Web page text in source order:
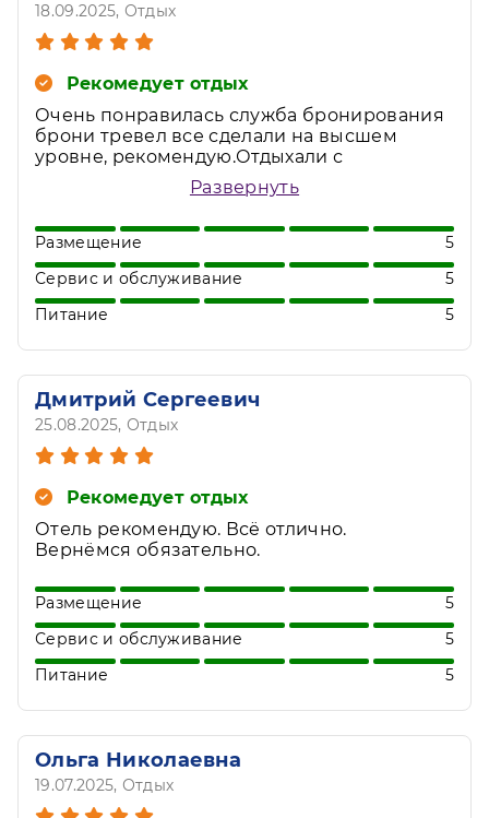
18.09.2025, Отдых
Рекомедует отдых
Очень понравилась служба бронирования
брони тревел все сделали на высшем
уровне, рекомендую.Отдыхали с
3.09по12.09, отель супер, вкусный,
разнообразный шведский стол,
Развернуть
Размещение
5
Сервис и обслуживание
5
Питание
5
Дмитрий Сергеевич
25.08.2025, Отдых
Рекомедует отдых
Отель рекомендую. Всë отлично.
Вернëмся обязательно.
Размещение
5
Сервис и обслуживание
5
Питание
5
Ольга Николаевна
19.07.2025, Отдых